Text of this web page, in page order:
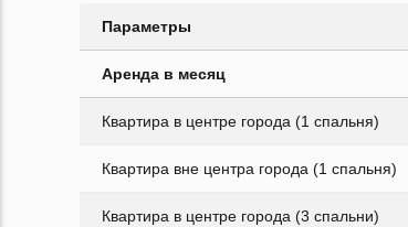
Параметры
Аренда в месяц
Квартира в центре города (1 спальня)
Квартира вне центра города (1 спальня)
Квартира в центре города (3 спальни)